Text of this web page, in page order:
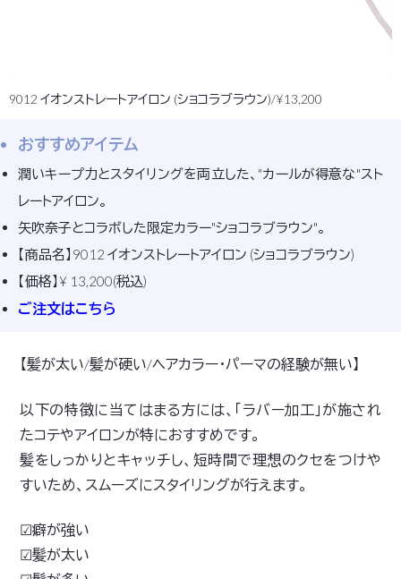
9012 イオンストレートアイロン (ショコラブラウン)/¥13,200
おすすめアイテム
潤いキープ力とスタイリングを両立した、"カールが得意な"スト
レートアイロン。
矢吹奈子とコラボした限定カラー"ショコラブラウン"。
【商品名】9012 イオンストレートアイロン (ショコラブラウン)
【価格】¥ 13,200(税込)
ご注文はこちら
【髪が太い/髪が硬い/ヘアカラー･パーマの経験が無い】
以下の特徴に当てはまる方には、「ラバー加工」が施され
たコテやアイロンが特におすすめです。
髪をしっかりとキャッチし、短時間で理想のクセをつけや
すいため、スムーズにスタイリングが行えます。
☑癖が強い
☑髪が太い